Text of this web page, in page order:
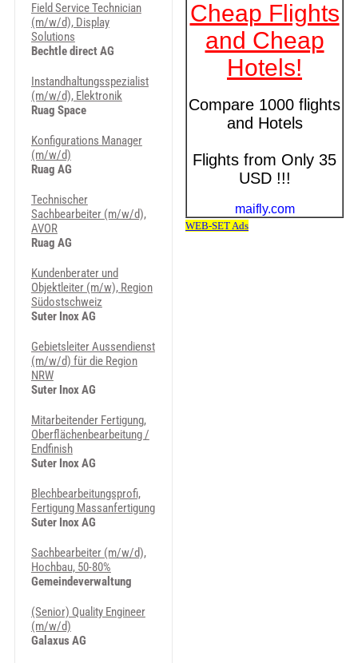
Field Service Technician
(m/w/d), Display
Solutions
Bechtle direct AG
Instandhaltungsspezialist
(m/w/d), Elektronik
Ruag Space
Konfigurations Manager
(m/w/d)
Ruag AG
Technischer
Sachbearbeiter (m/w/d),
AVOR
Ruag AG
Kundenberater und
Objektleiter (m/w), Region
Südostschweiz
Suter Inox AG
Gebietsleiter Aussendienst
(m/w/d) für die Region
NRW
Suter Inox AG
Mitarbeitender Fertigung,
Oberflächenbearbeitung /
Endfinish
Suter Inox AG
Blechbearbeitungsprofi,
Fertigung Massanfertigung
Suter Inox AG
Sachbearbeiter (m/w/d),
Hochbau, 50-80%
Gemeindeverwaltung
(Senior) Quality Engineer
(m/w/d)
Galaxus AG